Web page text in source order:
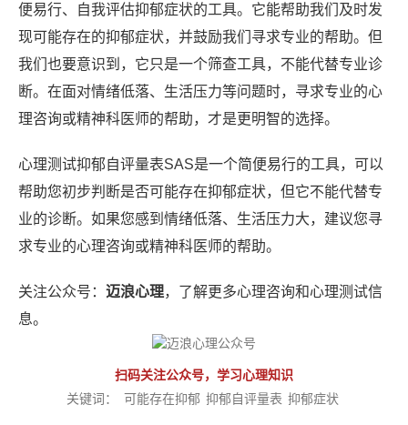
便易行、自我评估抑郁症状的工具。它能帮助我们及时发
现可能存在的抑郁症状，并鼓励我们寻求专业的帮助。但
我们也要意识到，它只是一个筛查工具，不能代替专业诊
断。在面对情绪低落、生活压力等问题时，寻求专业的心
理咨询或精神科医师的帮助，才是更明智的选择。
心理测试抑郁自评量表SAS是一个简便易行的工具，可以
帮助您初步判断是否可能存在抑郁症状，但它不能代替专
业的诊断。如果您感到情绪低落、生活压力大，建议您寻
求专业的心理咨询或精神科医师的帮助。
关注公众号： 迈浪心理，了解更多心理咨询和心理测试信
息。
扫码关注公众号，学习心理知识
关键词：
可能存在抑郁 抑郁自评量表 抑郁症状